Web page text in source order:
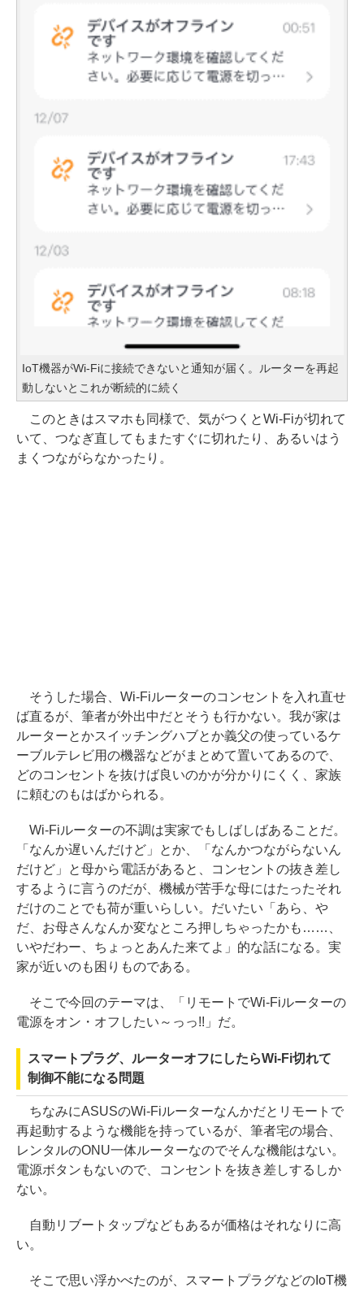
IoT機器がWi-Fiに接続できないと通知が届く。ルーターを再起
動しないとこれが断続的に続く
このときはスマホも同様で、気がつくとWi-Fiが切れて
いて、つなぎ直してもまたすぐに切れたり、あるいはう
まくつながらなかったり。
そうした場合、Wi-Fiルーターのコンセントを入れ直せ
ば直るが、筆者が外出中だとそうも行かない。我が家は
ルーターとかスイッチングハブとか義父の使っているケ
ーブルテレビ用の機器などがまとめて置いてあるので、
どのコンセントを抜けば良いのかが分かりにくく、家族
に頼むのもはばかられる。
Wi-Fiルーターの不調は実家でもしばしばあることだ。
「なんか遅いんだけど」とか、「なんかつながらないん
だけど」と母から電話があると、コンセントの抜き差し
するように言うのだが、機械が苦手な母にはたったそれ
だけのことでも荷が重いらしい。だいたい「あら、や
だ、お母さんなんか変なところ押しちゃったかも……、
いやだわー、ちょっとあんた来てよ」的な話になる。実
家が近いのも困りものである。
そこで今回のテーマは、「リモートでWi-Fiルーターの
電源をオン・オフしたい～っっ!!」だ。
スマートプラグ、ルーターオフにしたらWi-Fi切れて
制御不能になる問題
ちなみにASUSのWi-Fiルーターなんかだとリモートで
再起動するような機能を持っているが、筆者宅の場合、
レンタルのONU一体ルーターなのでそんな機能はない。
電源ボタンもないので、コンセントを抜き差しするしか
ない。
自動リブートタップなどもあるが価格はそれなりに高
い。
そこで思い浮かべたのが、スマートプラグなどのIoT機